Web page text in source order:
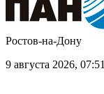
Ростов-на-Дону
9 августа 2026, 07:51